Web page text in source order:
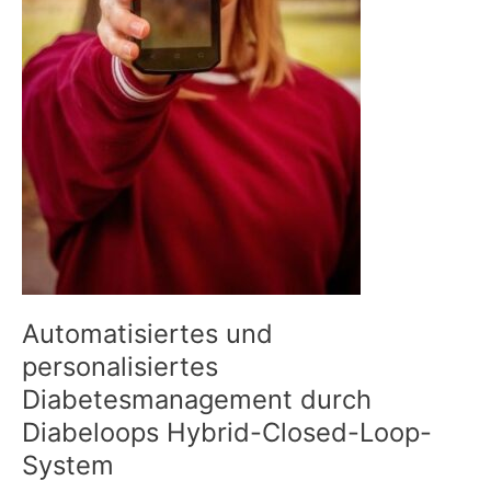
Automatisiertes und
personalisiertes
Diabetesmanagement durch
Diabeloops Hybrid-Closed-Loop-
System